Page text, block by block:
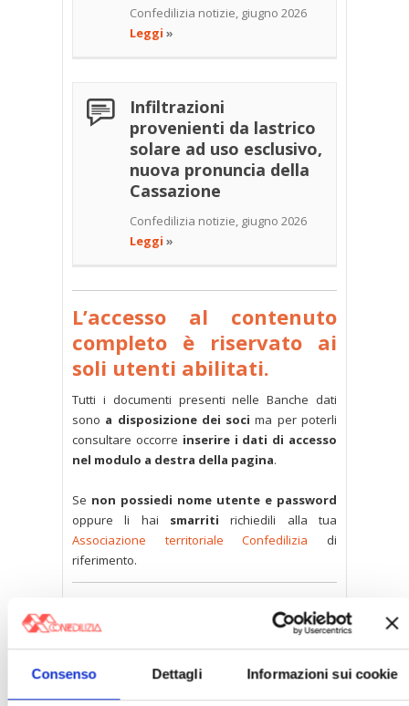
Consenso Dettagli Informazioni sui cookie
Confedilizia notizie, giugno 2026
Leggi »
Infiltrazioni
provenienti da lastrico
solare ad uso esclusivo,
nuova pronuncia della
Cassazione
Confedilizia notizie, giugno 2026
Leggi »
L’accesso al contenuto
completo è riservato ai
soli utenti abilitati.
Tutti i documenti presenti nelle Banche dati
sono a disposizione dei soci ma per poterli
consultare occorre inserire i dati di accesso
nel modulo a destra della pagina.
Se non possiedi nome utente e password
oppure li hai smarriti richiedili alla tua
Associazione territoriale Confedilizia di
riferimento.
〉 Accesso all’area riservata